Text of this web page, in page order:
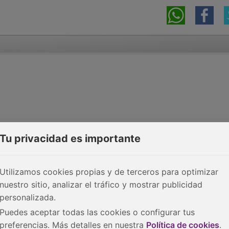
Tu privacidad es importante
Utilizamos cookies propias y de terceros para optimizar
nuestro sitio, analizar el tráfico y mostrar publicidad
personalizada.
Puedes aceptar todas las cookies o configurar tus
preferencias. Más detalles en nuestra Política de cookies.